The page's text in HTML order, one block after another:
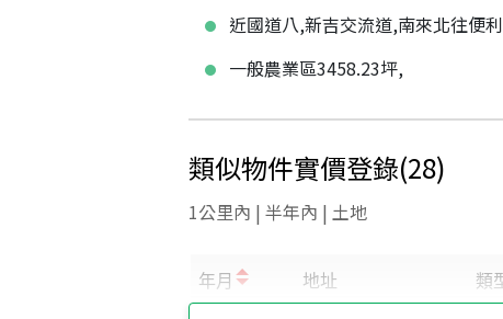
近國道八,新吉交流道,南來北往便利
一般農業區3458.23坪,
類似物件實價登錄(28)
1公里內 | 半年內 | 土地